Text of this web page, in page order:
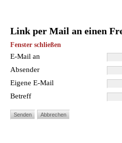
Link per Mail an einen
Fenster schließen
E-Mail an
Absender
Eigene E-Mail
Betreff
Senden Abbrechen